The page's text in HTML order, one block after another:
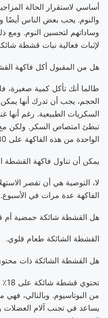
أساسي لاستقرار الحالة
والنوم. يحب بعض الناس
وساداتهم لتحسين النوم. ومع
لإثبات فعالية نبات قشطة
هل من المقبول أكل فاكهة
طالما أنك تأكل كمية صغيرة،
الحجم، يجب أن تدرك أنها
السكريات الطبيعية. رغم أنها
تبطئ امتصاص السكر. ولكن مع
الواحدة من هذه الفاكهة على 80 جرامًا من السكر.
يمكن أن تناول فاكهة القشطة
لا، التوصية هي أن تقصر
الفاكهة عدة مرات في الأسبوع.
هل القشطة شائكة حمضية أم
القشطة الشائكة طعام قلوي.
هل القشطة الشائكة ذات
من البوتاسيوم. وبالتالي،
يساعد في تجنب آلام العضلات